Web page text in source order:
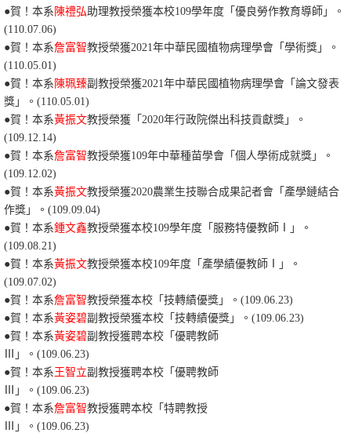
●賀！本系 陳禮弘 助理教授榮獲本校109學年度「優良勞作教育導師」。
(110.07.06)
●賀！本系詹富智教授榮獲2021年中華民國植物病理學會「學術獎」。
(110.05.01)
●賀！本系 陳珮臻副教授榮獲2021年中華民國植物病理學會「論文發表
獎」。(110.05.01)
●賀！本系黃振文教授榮獲「2020年行政院傑出科技貢獻獎」。
(109.12.14)
●賀！本系詹富智教授榮獲109年中華種苗學會「個人學術成就獎」。
(109.12.02)
●賀！本系黃振文教授榮獲2020農業生技聯合成果記者會「產學鏈結合
作獎」。(109.09.04)
●賀！本系鍾文鑫教授榮獲本校109學年度「服務特優教師Ⅰ」
。
(109.08.21)
●賀！本系黃振文教授榮獲本校109年度「產學績優教師Ⅰ」。
(109.07.02)
●賀！本系詹富智教授榮獲本校「技轉績優獎 」。(109.06.23)
●賀！本系黃姿碧副教授榮獲本校「技轉績優獎 」。(109.06.23)
●賀！本系黃姿碧副教授獲聘本校「優聘教師
」。(109.06.23)
●賀！本系 王智立副教授獲聘本校「優聘教師
」。(109.06.23)
●賀！本系詹富智教授獲聘本校「特聘教授
」。(109.06.23)